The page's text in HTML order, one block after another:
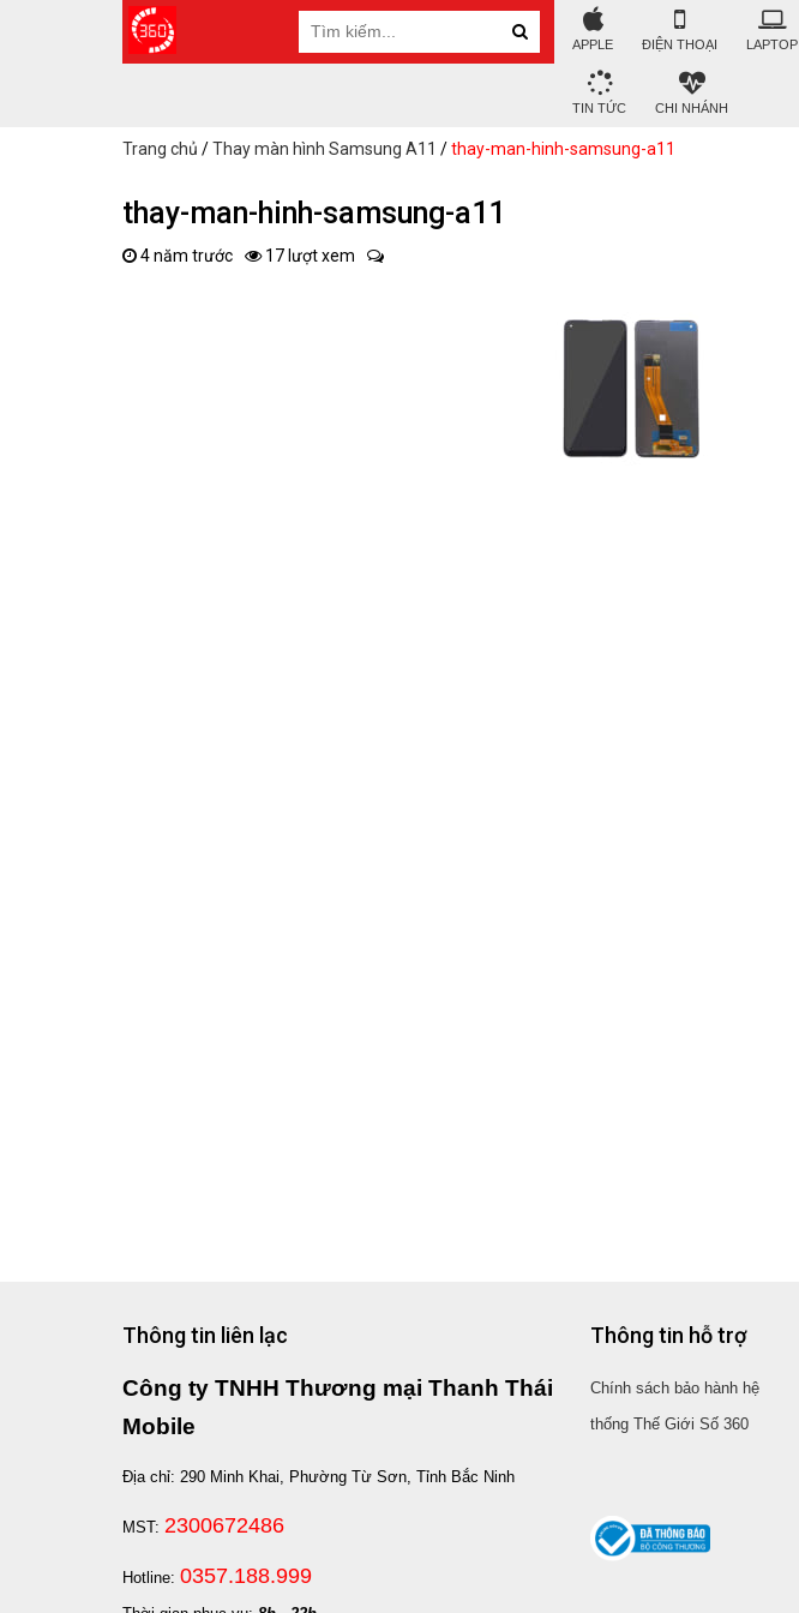
APPLE ĐIỆN THOẠI LAPTOP
TIN TỨC CHI NHÁNH
Trang chủ /Thay màn hình Samsung A11 /thay-man-hinh-samsung-a11
thay-man-hinh-samsung-a11
4 năm trước 17 lượt xem
Thông tin liên lạc
Công ty TNHH Thương mại Thanh Thái
Mobile
Địa chỉ: 290 Minh Khai, Phường Từ Sơn, Tỉnh Bắc Ninh
MST: 2300672486
Hotline: 0357.188.999
Thông tin hỗ trợ
Chính sách bảo hành hệ
thống Thế Giới Số 360